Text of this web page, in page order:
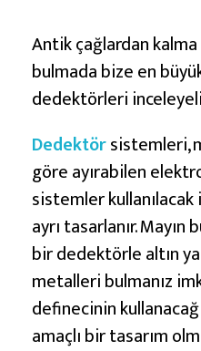
e
d
e
k
t
ö
r
l
e
r
i
n
Antik çağlardan
bulmada bize en
dedektörleri
Dedektörsistemleri,
göre ayırabilen
sistemler kullanılacak
ayrı tasarlanır.
bir dedektörle altın
metalleri bulmanız
definecinin
amaçlı bir tasarım